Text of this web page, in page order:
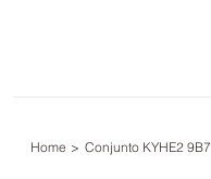
Home > Conjunto KYHE2 9B7